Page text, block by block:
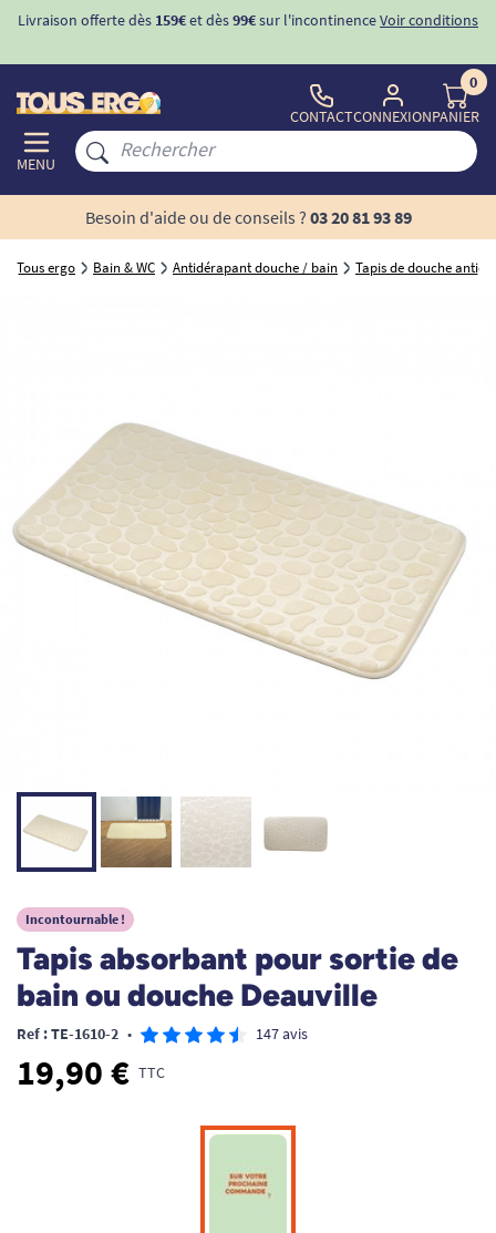
Livraison offerte dès 159€et dès99€sur l'incontinenceVoir conditions
MENU
CONTACTCONNEXION
0
PANIER
Besoin d'aide ou de conseils ? 03 20 81 93 89
Tous ergo Bain & WC Antidérapant douche / bain Tapis de douche
Incontournable !
Tapis absorbant pour sortie de
bain ou douche Deauville
Ref : TE-1610-2 • 147 avis
19,90 € TTC